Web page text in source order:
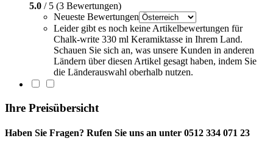
5.0 / 5 (3 Bewertungen)
Neueste Bewertungen
Leider gibt es noch keine Artikelbewertungen für
Chalk-write 330 ml Keramiktasse in Ihrem Land.
Schauen Sie sich an, was unsere Kunden in anderen
Ländern über diesen Artikel gesagt haben, indem Sie
die Länderauswahl oberhalb nutzen.
Ihre Preisübersicht
Haben Sie Fragen? Rufen Sie uns an unter 0512 334 071 23